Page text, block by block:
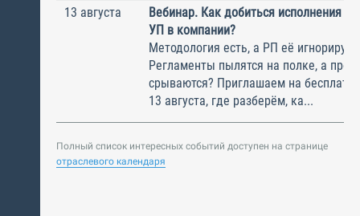
13 августа
Вебинар. Как добиться исполнения
УП в компании?
Методология есть, а РП её
Регламенты пылятся на полке, а
срываются? Приглашаем на
13 августа, где разберём, ка...
Полный список интересных событий доступен на странице
отраслевого календаря